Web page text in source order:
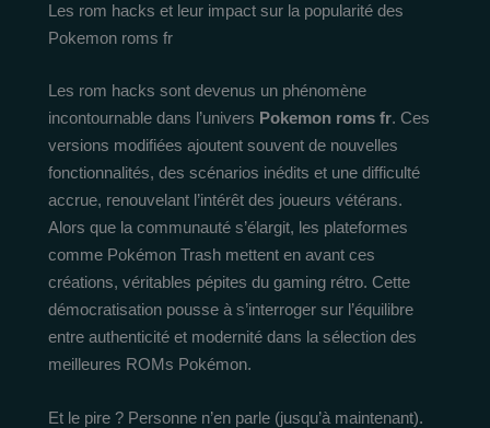
Les rom hacks et leur impact sur la popularité des
Pokemon roms fr
Les rom hacks sont devenus un phénomène
incontournable dans l’univers Pokemon roms fr. Ces
versions modifiées ajoutent souvent de nouvelles
fonctionnalités, des scénarios inédits et une difficulté
accrue, renouvelant l’intérêt des joueurs vétérans.
Alors que la communauté s’élargit, les plateformes
comme Pokémon Trash mettent en avant ces
créations, véritables pépites du gaming rétro. Cette
démocratisation pousse à s’interroger sur l’équilibre
entre authenticité et modernité dans la sélection des
meilleures ROMs Pokémon.
Et le pire ? Personne n’en parle (jusqu’à maintenant).